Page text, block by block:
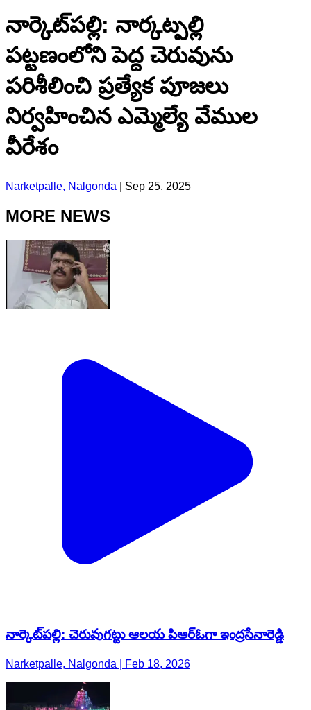
నార్కెట్​పల్లి: నార్కట్పల్లి
పట్టణంలోని పెద్ద చెరువును
పరిశీలించి ప్రత్యేక పూజలు
నిర్వహించిన ఎమ్మెల్యే వేముల
వీరేశం
Narketpalle, Nalgonda Sep 25, 2025
MORE NEWS
నార్కెట్​పల్లి: చెరువుగట్టు ఆలయ పిఆర్ఓగా ఇంద్రసేనారెడ్డి
Narketpalle, Nalgonda | Feb 18, 2026